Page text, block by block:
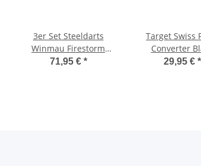
3er Set Steeldarts
Winmau Firestorm
Flame 1
71,95 € *
Target Swiss
Converter
29,95 € *